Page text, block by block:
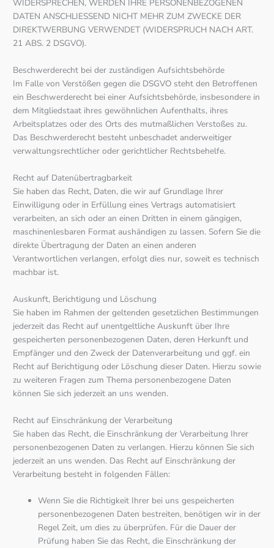
WIDERSPRECHEN, WERDEN IHRE PERSONENBEZOGENEN
DATEN ANSCHLIESSEND NICHT MEHR ZUM ZWECKE DER
DIREKTWERBUNG VERWENDET (WIDERSPRUCH NACH ART.
21 ABS. 2 DSGVO).
Beschwerde­recht bei der zuständigen Aufsichts­behörde
Im Falle von Verstößen gegen die DSGVO steht den Betroffenen
ein Beschwerderecht bei einer Aufsichtsbehörde, insbesondere in
dem Mitgliedstaat ihres gewöhnlichen Aufenthalts, ihres
Arbeitsplatzes oder des Orts des mutmaßlichen Verstoßes zu.
Das Beschwerderecht besteht unbeschadet anderweitiger
verwaltungsrechtlicher oder gerichtlicher Rechtsbehelfe.
Recht auf Daten­übertrag­barkeit
Sie haben das Recht, Daten, die wir auf Grundlage Ihrer
Einwilligung oder in Erfüllung eines Vertrags automatisiert
verarbeiten, an sich oder an einen Dritten in einem gängigen,
maschinenlesbaren Format aushändigen zu lassen. Sofern Sie die
direkte Übertragung der Daten an einen anderen
Verantwortlichen verlangen, erfolgt dies nur, soweit es technisch
machbar ist.
Auskunft, Berichtigung und Löschung
Sie haben im Rahmen der geltenden gesetzlichen Bestimmungen
jederzeit das Recht auf unentgeltliche Auskunft über Ihre
gespeicherten personenbezogenen Daten, deren Herkunft und
Empfänger und den Zweck der Datenverarbeitung und ggf. ein
Recht auf Berichtigung oder Löschung dieser Daten. Hierzu sowie
zu weiteren Fragen zum Thema personenbezogene Daten
können Sie sich jederzeit an uns wenden.
Recht auf Einschränkung der Verarbeitung
Sie haben das Recht, die Einschränkung der Verarbeitung Ihrer
personenbezogenen Daten zu verlangen. Hierzu können Sie sich
jederzeit an uns wenden. Das Recht auf Einschränkung der
Verarbeitung besteht in folgenden Fällen:
Wenn Sie die Richtigkeit Ihrer bei uns gespeicherten
personenbezogenen Daten bestreiten, benötigen wir in der
Regel Zeit, um dies zu überprüfen. Für die Dauer der
Prüfung haben Sie das Recht, die Einschränkung der